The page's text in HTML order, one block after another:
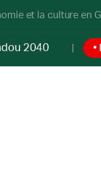
et la culture en
2040 •